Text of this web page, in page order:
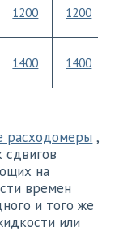
1200 1200
1400 1400
расходомеры ,
сдвигов
на
времен
и того же
или